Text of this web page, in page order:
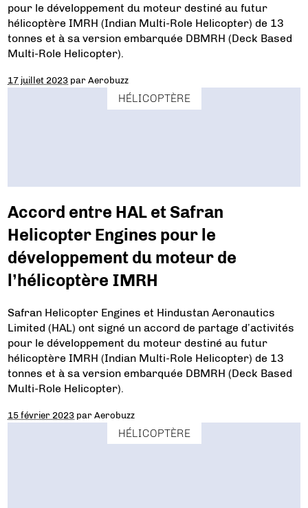
pour le développement du moteur destiné au futur
hélicoptère IMRH (Indian Multi-Role Helicopter) de 13
tonnes et à sa version embarquée DBMRH (Deck Based
Multi-Role Helicopter).
17 juillet 2023 parAerobuzz
HÉLICOPTÈRE
Accord entre HAL et Safran
Helicopter Engines pour le
développement du moteur de
l’hélicoptère IMRH
Safran Helicopter Engines et Hindustan Aeronautics
Limited (HAL) ont signé un accord de partage d’activités
pour le développement du moteur destiné au futur
hélicoptère IMRH (Indian Multi-Role Helicopter) de 13
tonnes et à sa version embarquée DBMRH (Deck Based
Multi-Role Helicopter).
15 février 2023 parAerobuzz
HÉLICOPTÈRE